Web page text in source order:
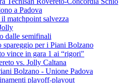
a Padova
matchpoint salvezza
dalle semifinali
spareggio per i Piani Bolzano
vince in gara 1 ai “rigori"
vs. Jolly Caltana
Bolzano - Unione Padova
playoff-playout